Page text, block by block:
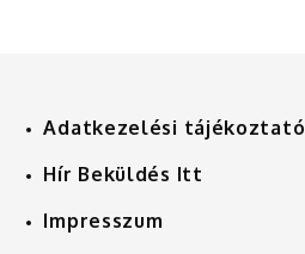
Adatkezelési tájékoztató
Hír Beküldés Itt
Impresszum